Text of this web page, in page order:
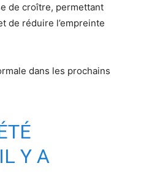
de croître, permettant
de réduire l’empreinte
dans les prochains
Y A